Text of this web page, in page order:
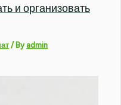
и организовать
/ Byadmin